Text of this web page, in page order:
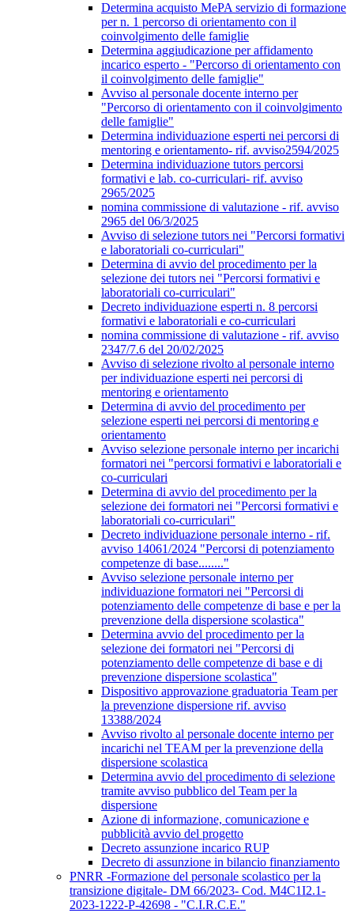
Determina acquisto MePA servizio di formazione
per n. 1 percorso di orientamento con il
coinvolgimento delle famiglie
Determina aggiudicazione per affidamento
incarico esperto - "Percorso di orientamento con
il coinvolgimento delle famiglie"
Avviso al personale docente interno per
"Percorso di orientamento con il coinvolgimento
delle famiglie"
Determina individuazione esperti nei percorsi di
mentoring e orientamento- rif. avviso2594/2025
Determina individuazione tutors percorsi
formativi e lab. co-curriculari- rif. avviso
2965/2025
nomina commissione di valutazione - rif. avviso
2965 del 06/3/2025
Avviso di selezione tutors nei "Percorsi formativi
e laboratoriali co-curriculari"
Determina di avvio del procedimento per la
selezione dei tutors nei "Percorsi formativi e
laboratoriali co-curriculari"
Decreto individuazione esperti n. 8 percorsi
formativi e laboratoriali e co-curriculari
nomina commissione di valutazione - rif. avviso
2347/7.6 del 20/02/2025
Avviso di selezione rivolto al personale interno
per individuazione esperti nei percorsi di
mentoring e orientamento
Determina di avvio del procedimento per
selezione esperti nei percorsi di mentoring e
orientamento
Avviso selezione personale interno per incarichi
formatori nei "percorsi formativi e laboratoriali e
co-curriculari
Determina di avvio del procedimento per la
selezione dei formatori nei "Percorsi formativi e
laboratoriali co-curriculari"
Decreto individuazione personale interno - rif.
avviso 14061/2024 "Percorsi di potenziamento
competenze di base........"
Avviso selezione personale interno per
individuazione formatori nei "Percorsi di
potenziamento delle competenze di base e per la
prevenzione della dispersione scolastica"
Determina avvio del procedimento per la
selezione dei formatori nei "Percorsi di
potenziamento delle competenze di base e di
prevenzione dispersione scolastica"
Dispositivo approvazione graduatoria Team per
la prevenzione dispersione rif. avviso
13388/2024
Avviso rivolto al personale docente interno per
incarichi nel TEAM per la prevenzione della
dispersione scolastica
Determina avvio del procedimento di selezione
tramite avviso pubblico del Team per la
dispersione
Azione di informazione, comunicazione e
pubblicità avvio del progetto
Decreto assunzione incarico RUP
Decreto di assunzione in bilancio finanziamento
PNRR -Formazione del personale scolastico per la
transizione digitale- DM 66/2023- Cod. M4C1I2.1-
2023-1222-P-42698 - "C.I.R.C.E."